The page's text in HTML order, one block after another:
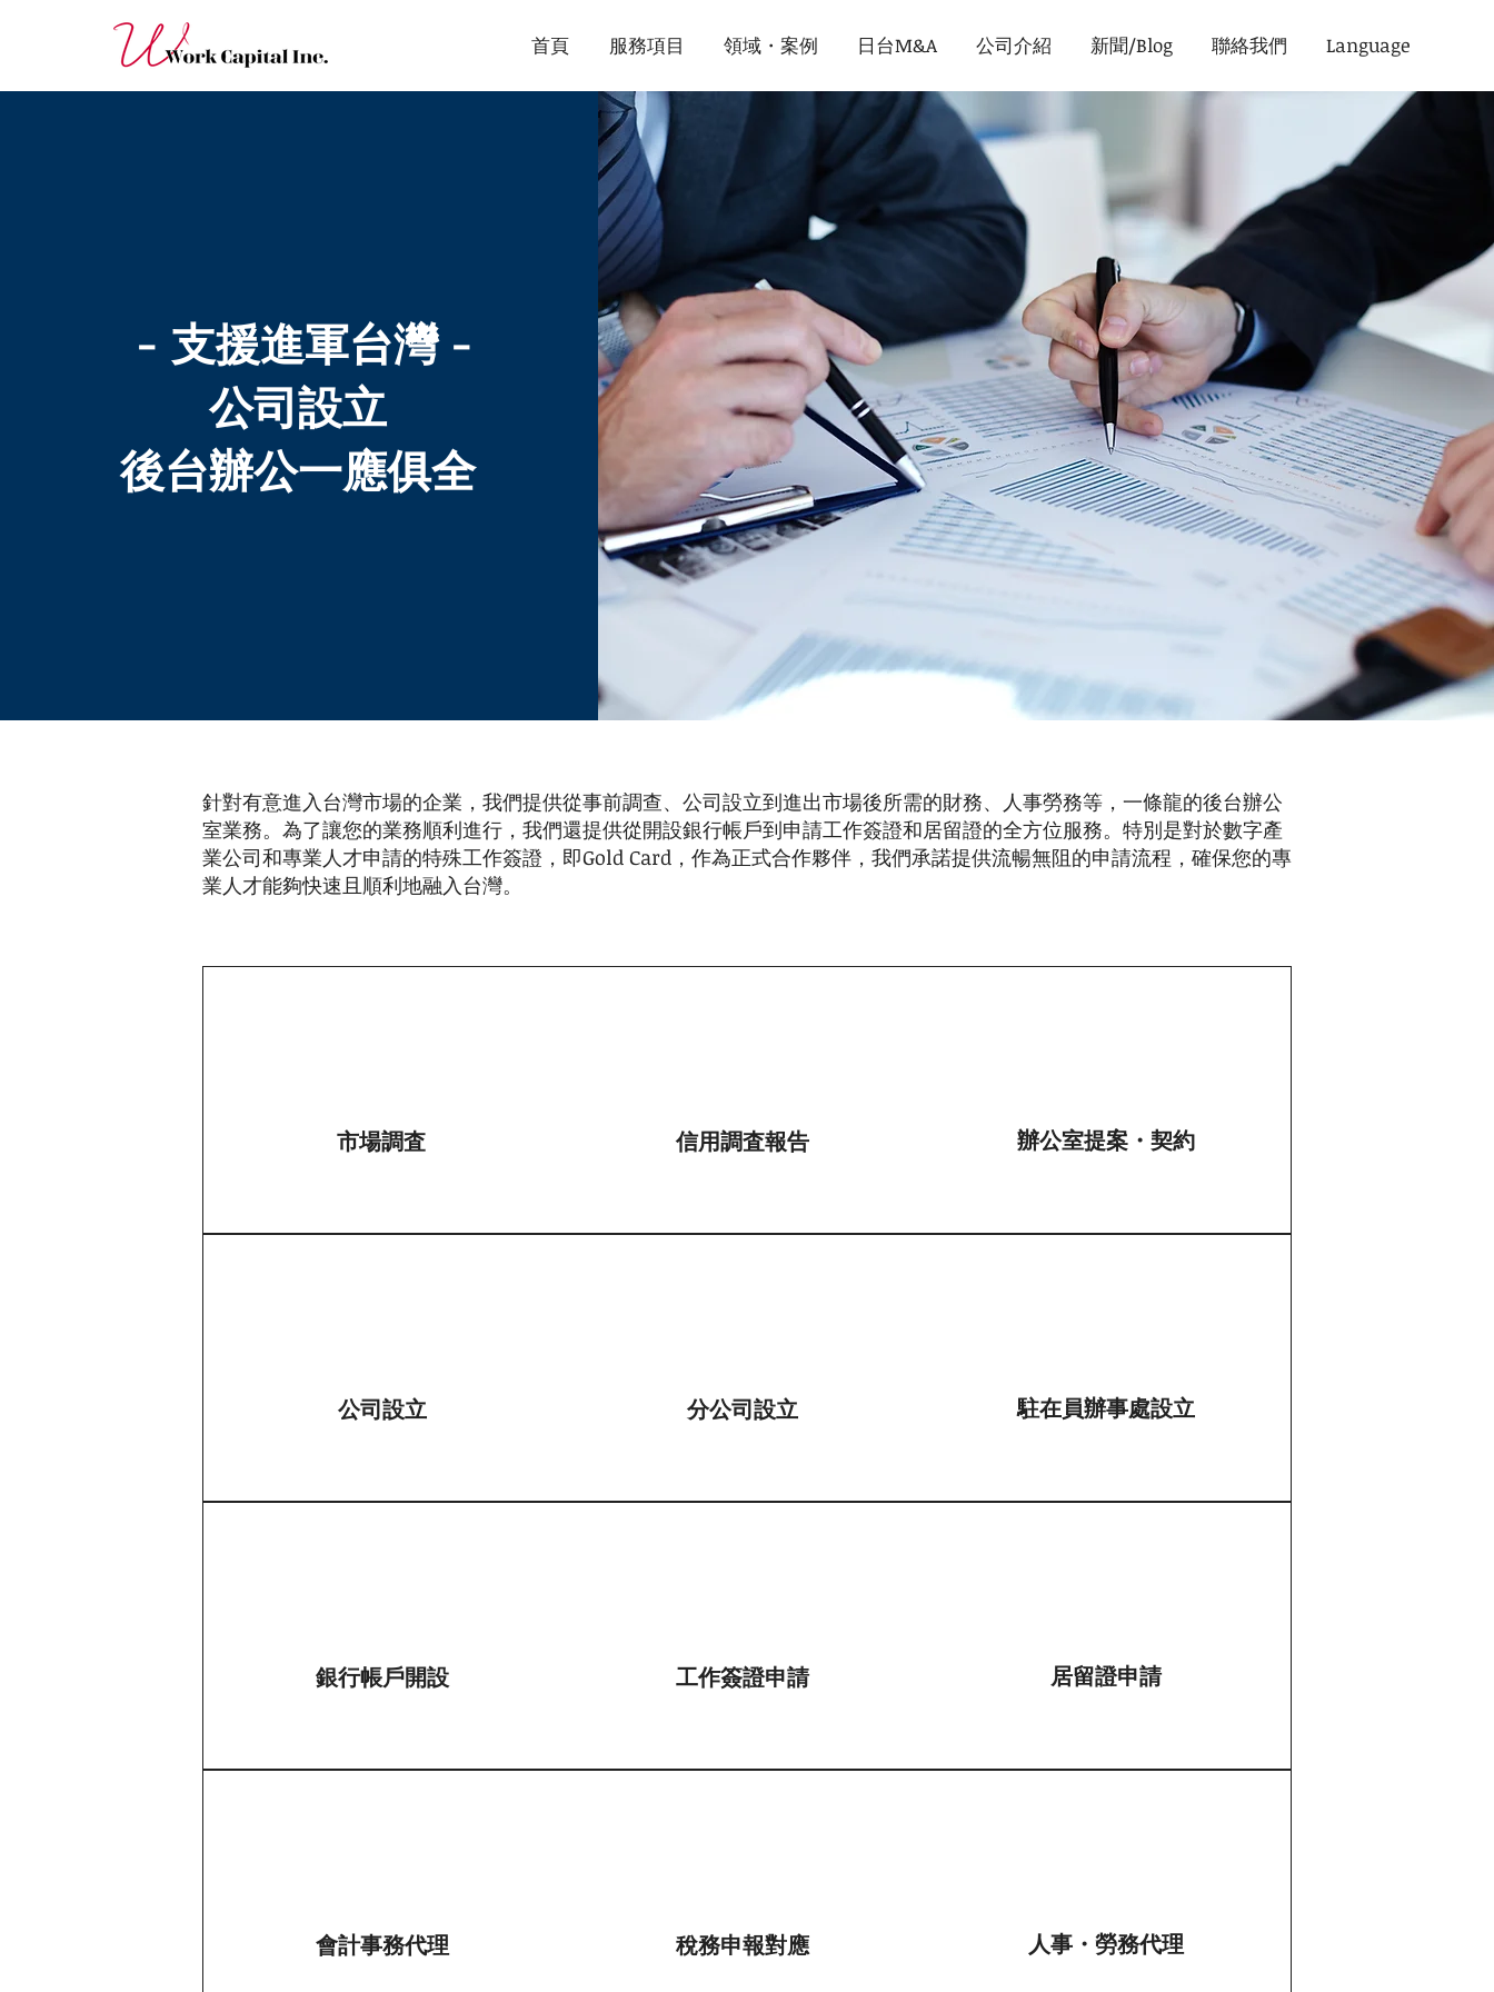
首頁 服務項目 領域・案例 日台M&A 公司介紹 新聞/Blog 聯絡我們 Language
- 支援進軍台灣 -
公司設立
後台辦公一應俱全
針對有意進入台灣市場的企業，我們提供從事前調查、公司設立到進出市場後所需的財務、人事勞務等，一條龍的後台辦公
室業務。為了讓您的業務順利進行，我們還提供從開設銀行帳戶到申請工作簽證和居留證的全方位服務。特別是對於數字產
業公司和專業人才申請的特殊工作簽證，即Gold Card，作為正式合作夥伴，我們承諾提供流暢無阻的申請流程，確保您的專
業人才能夠快速且順利地融入台灣。
市場調査 信用調査報告 辦公室提案・契約
公司設立 分公司設立 駐在員辦事處設立
銀行帳戶開設 工作簽證申請 居留證申請
會計事務代理 稅務申報對應 人事・勞務代理